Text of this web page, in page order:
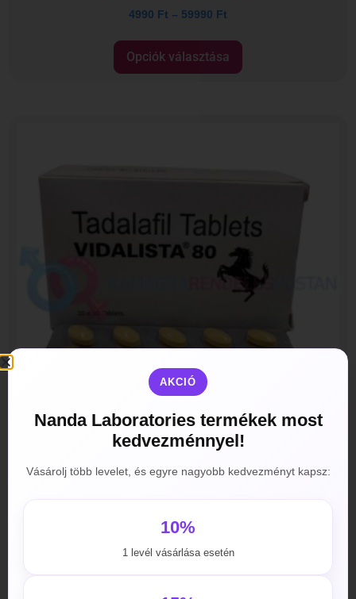
4990 Ft – 59990 Ft
Opciók választása
Vidalista 80mg
4990Ft – 42990Ft
AKCIÓ
Nanda Laboratories termékek most
kedvezménnyel!
Vásárolj több levelet, és egyre nagyobb kedvezményt kapsz:
10%
1 levél vásárlása esetén